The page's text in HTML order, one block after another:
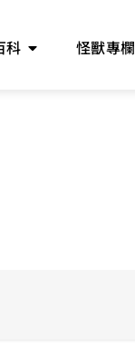
科 怪獸專欄